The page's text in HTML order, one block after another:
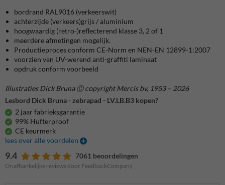
bordrand RAL9016 (verkeerswit)
achterzijde (verkeers)grijs / aluminium
hoogwaardig (retro-)reflecterend klasse 3, 2 of 1
meerdere afmetingen mogelijk.
Productieproces conform CE-Norm en NEN-EN 12899-1:2007
voorzien van UV-werend anti-graffiti laminaat
opdruk conform voorbeeld
Illustraties Dick Bruna Ⓒ copyright Mercis bv, 1953 – 2026
Lesbord Dick Bruna - zebrapad - LV.LB.B3 kopen?
2 jaar fabrieksgarantie
99% Hufterproof
CE keurmerk
lees over alle voordelen
9.4 7061 beoordelingen
Onafhankelijke reviews door FeedbackCompany